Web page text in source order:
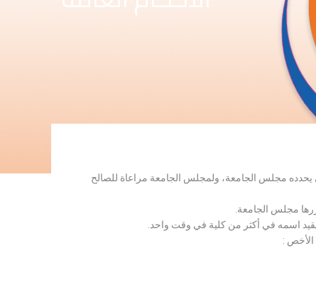
يحدده مجلس الجامعة، ولمجلس الجامعة مراعاة للصالح
مجلس الجامعة.
يقيد اسمه في أكثر من كلية في وقت واحد.
الأخص :